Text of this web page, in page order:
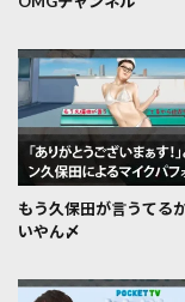
もう久保田が言うてる
いやん〆